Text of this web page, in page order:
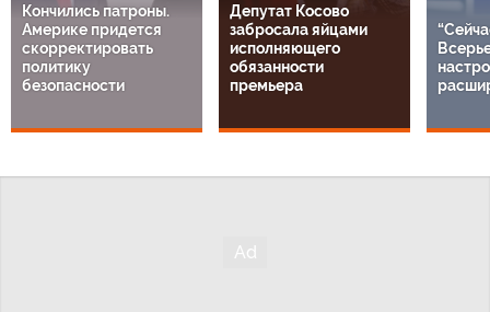
Кончились патроны.
Америке придется
скорректировать
политику
безопасности
Депутат Косово
забросала яйцами
исполняющего
обязанности
премьера